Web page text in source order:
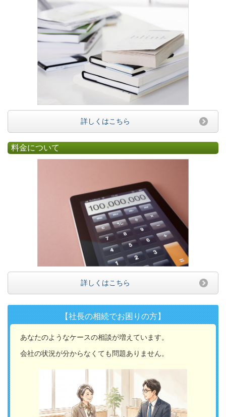
詳しくはこちら
料金について
詳しくはこちら
【社長の相続でお困りの方】
あなたのようなケースの相談が増えています。
会社の状況が分からなくても問題ありません。